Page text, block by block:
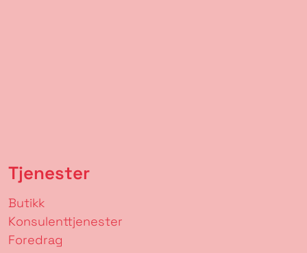
Tjenester
Butikk
Konsulenttjenester
Foredrag